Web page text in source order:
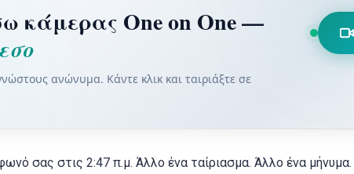
κάμερας One on One —
ανώνυμα. Κάντε κλικ και ταιριάξτε σε
σας στις 2:47 π.μ. Άλλο ένα ταίριασμα. Άλλο ένα